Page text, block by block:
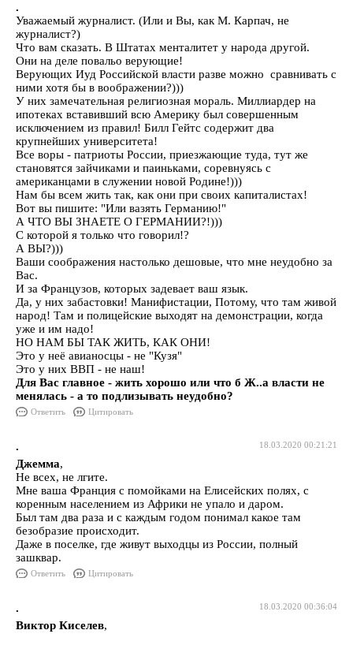
.
Уважаемый журналист. (Или и Вы, как М. Карпач, не
журналист?)
Что вам сказать. В Штатах менталитет у народа другой.
Они на деле повальо верующие!
Верующих Иуд Российской власти разве можно сравнивать с
ними хотя бы в воображении?)))
У них замечательная религиозная мораль. Миллиардер на
ипотеках вставивший всю Америку был совершенным
исключением из правил! Билл Гейтс содержит два
крупнейших университета!
Все воры - патриоты России, приезжающие туда, тут же
становятся зайчиками и паиньками, соревнуясь с
американцами в служении новой Родине!)))
Нам бы всем жить так, как они при своих капиталистах!
Вот вы пишите: "Или вазять Германию!"
А ЧТО ВЫ ЗНАЕТЕ О ГЕРМАНИИ?!)))
С которой я только что говорил!?
А ВЫ?)))
Ваши соображения настолько дешовые, что мне неудобно за
Вас.
И за Французов, которых задевает ваш язык.
Да, у них забастовки! Манифистации, Потому, что там живой
народ! Там и полицейские выходят на демонстрации, когда
уже и им надо!
НО НАМ БЫ ТАК ЖИТЬ, КАК ОНИ!
Это у неё авианосцы - не "Кузя"
Это у них ВВП - не наш!
Для Вас главное - жить хорошо или что б Ж..а власти не
менялась - а то подлизывать неудобно?
Ответить Цитировать
18.03.2020 00:21:21
.
Джемма,
Не всех, не лгите.
Мне ваша Франция с помойками на Елисейских полях, с
коренным населением из Африки не упало и даром.
Был там два раза и с каждым годом понимал какое там
безобразие происходит.
Даже в поселке, где живут выходцы из России, полный
зашквар.
Ответить Цитировать
18.03.2020 00:36:04
.
Виктор Киселев,